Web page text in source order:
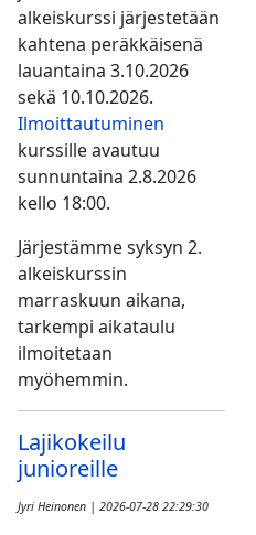
alkeiskurssi järjestetään
kahtena peräkkäisenä
lauantaina 3.10.2026
sekä 10.10.2026.
Ilmoittautuminen
kurssille avautuu
sunnuntaina 2.8.2026
kello 18:00.
Järjestämme syksyn 2.
alkeiskurssin
marraskuun aikana,
tarkempi aikataulu
ilmoitetaan
myöhemmin.
Lajikokeilu
junioreille
Jyri Heinonen | 2026-07-28 22:29:30